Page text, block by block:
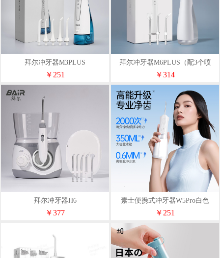
拜尔冲牙器M3PLUS
￥251
拜尔冲牙器M6PLUS（配3个喷
嘴）
￥314
拜尔冲牙器H6
￥377
素士便携式冲牙器W5Pro白色
￥251